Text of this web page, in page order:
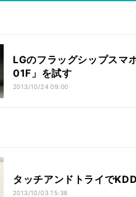
LGのフラッグシップスマ
01F」を試す
2013/10/24 09:00
タッチアンドトライで
2013/10/03 15:38